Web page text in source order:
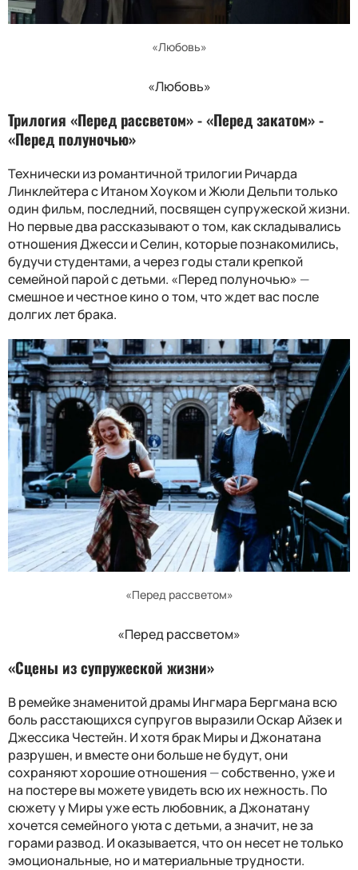
«Любовь»
«Любовь»
Трилогия «Перед рассветом» - «Перед закатом» -
«Перед полуночью»
Технически из романтичной трилогии Ричарда
Линклейтера с Итаном Хоуком и Жюли Дельпи только
один фильм, последний, посвящен супружеской жизни.
Но первые два рассказывают о том, как складывались
отношения Джесси и Селин, которые познакомились,
будучи студентами, а через годы стали крепкой
семейной парой с детьми. «Перед полуночью» —
смешное и честное кино о том, что ждет вас после
долгих лет брака.
«Перед рассветом»
«Перед рассветом»
«Сцены из супружеской жизни»
В ремейке знаменитой драмы Ингмара Бергмана всю
боль расстающихся супругов выразили Оскар Айзек и
Джессика Честейн. И хотя брак Миры и Джонатана
разрушен, и вместе они больше не будут, они
сохраняют хорошие отношения —собственно, уже и
на постере вы можете увидеть всю их нежность. По
сюжету у Миры уже есть любовник, а Джонатану
хочется семейного уюта с детьми, а значит, не за
горами развод. И оказывается, что он несет не только
эмоциональные, но и материальные трудности.